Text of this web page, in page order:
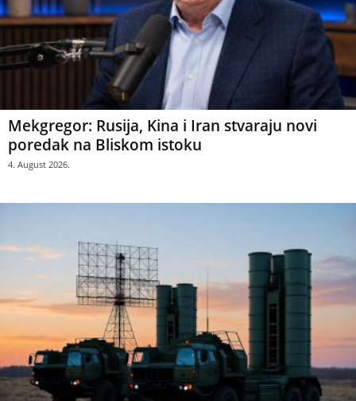
Mekgregor: Rusija, Kina i Iran stvaraju novi
poredak na Bliskom istoku
4. August 2026.